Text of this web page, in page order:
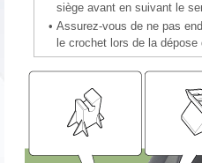
siège avant en suivant le
• Assurez-vous de ne pas
le crochet lors de la dépose